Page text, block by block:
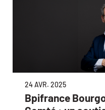
24 AVR. 2025
Bpifrance